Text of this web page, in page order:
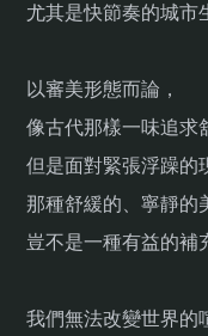
尤其是快節奏的城市
以審美形態而論，
像古代那樣一味追求
但是面對緊張浮躁的
那種舒緩的、寧靜的
豈不是一種有益的補
我們無法改變世界的